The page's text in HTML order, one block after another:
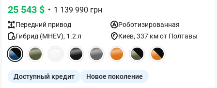
25 543 $ • 1 139 990 грн
Передний привод
Роботизированная
Гибрид (MHEV), 1.2л Киев, 337 км от Полтавы
Доступный кредит Новое поколение